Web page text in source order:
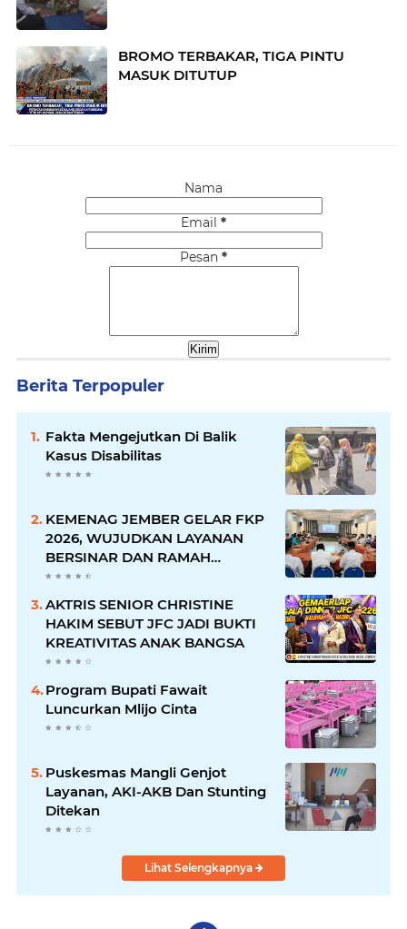
BROMO TERBAKAR, TIGA PINTU
MASUK DITUTUP
Nama
Email *
Pesan *
Berita Terpopuler
Fakta Mengejutkan Di Balik
Kasus Disabilitas
KEMENAG JEMBER GELAR FKP
2026, WUJUDKAN LAYANAN
BERSINAR DAN RAMAH
DISABILITAS
AKTRIS SENIOR CHRISTINE
HAKIM SEBUT JFC JADI BUKTI
KREATIVITAS ANAK BANGSA
Program Bupati Fawait
Luncurkan Mlijo Cinta
Puskesmas Mangli Genjot
Layanan, AKI-AKB Dan Stunting
Ditekan
Lihat Selengkapnya